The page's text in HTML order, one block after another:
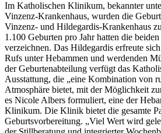
Im Katholischen Klinikum, bekannter
Vinzenz-Krankenhaus, wurden die
Vinzenz- und Hildegardis-Krankenhaus
1.100 Geburten pro Jahr hatten die
verzeichnen. Das Hildegardis erfreute
Rufs unter Hebammen und werdenden
der Geburtenabteilung verfügt das
Ausstattung, die „eine Kombination von
Atmosphäre bietet, mit der Möglichkeit
es Nicole Albers formuliert, eine der
Klinikum. Die Klinik bietet die gesamte
Geburtsvorbereitung. „Viel Wert wird